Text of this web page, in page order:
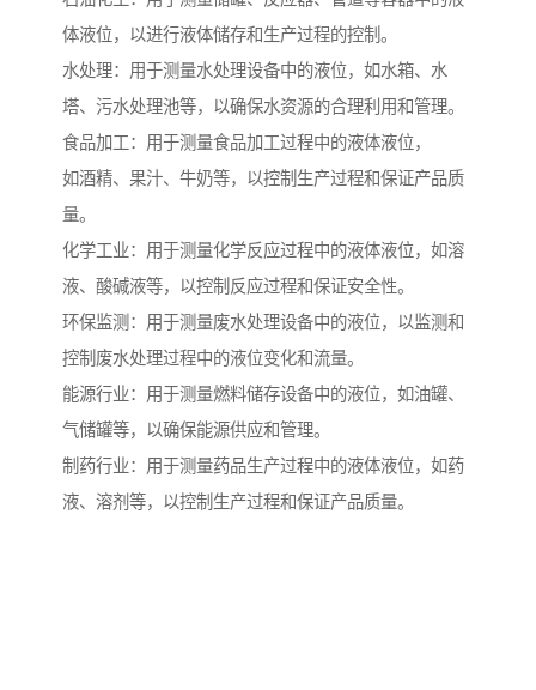
体液位，以进行液体储存和生产过程的控制。
水处理：用于测量水处理设备中的液位，如水箱、水
塔、污水处理池等，以确保水资源的合理利用和管理。
食品加工：用于测量食品加工过程中的液体液位，
如酒精、果汁、牛奶等，以控制生产过程和保证产品质
量。
化学工业：用于测量化学反应过程中的液体液位，如溶
液、酸碱液等，以控制反应过程和保证安全性。
环保监测：用于测量废水处理设备中的液位，以监测和
控制废水处理过程中的液位变化和流量。
能源行业：用于测量燃料储存设备中的液位，如油罐、
气储罐等，以确保能源供应和管理。
制药行业：用于测量药品生产过程中的液体液位，如药
液、溶剂等，以控制生产过程和保证产品质量。